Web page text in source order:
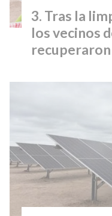
Tras la
los vecinos